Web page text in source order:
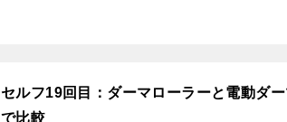
セルフ19回目：ダーマローラーと電動ダ
で比較